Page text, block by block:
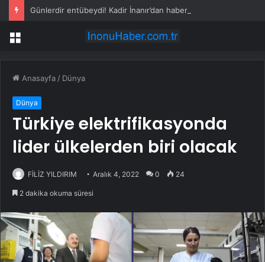
Günlerdir entübeydi! Kadir İnanır’dan haber var
Menü
Anasayfa / Dünya
Dünya
Türkiye elektrifikasyonda
lider ülkelerden biri olacak
FİLİZ YILDIRIM Aralık 4, 2022 0 24
2 dakika okuma süresi